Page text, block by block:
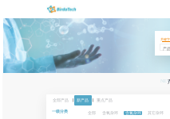
关键
全部产品 新产品 重点产品
一级分类 全部 含氧杂环 含氮杂环 其它杂环